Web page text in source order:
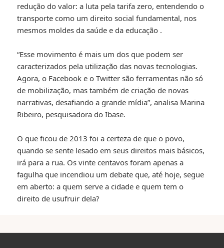
redução do valor: a luta pela tarifa zero, entendendo o
transporte como um direito social fundamental, nos
mesmos moldes da saúde e da educação .
“Esse movimento é mais um dos que podem ser
caracterizados pela utilização das novas tecnologias.
Agora, o Facebook e o Twitter são ferramentas não só
de mobilização, mas também de criação de novas
narrativas, desafiando a grande mídia”, analisa Marina
Ribeiro, pesquisadora do Ibase.
O que ficou de 2013 foi a certeza de que o povo,
quando se sente lesado em seus direitos mais básicos,
irá para a rua. Os vinte centavos foram apenas a
fagulha que incendiou um debate que, até hoje, segue
em aberto: a quem serve a cidade e quem tem o
direito de usufruir dela?